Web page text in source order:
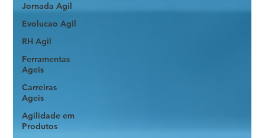
Jornada Agil
Evolucao Agil
RH Agil
Ferramentas
Ageis
Carreiras
Ageis
Agilidade em
Produtos